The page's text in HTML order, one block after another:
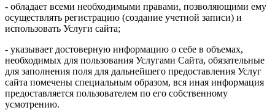
- обладает всеми необходимыми правами, позволяющими ему
осуществлять регистрацию (создание учетной записи) и
использовать Услуги сайта;
- указывает достоверную информацию о себе в объемах,
необходимых для пользования Услугами Сайта, обязательные
для заполнения поля для дальнейшего предоставления Услуг
сайта помечены специальным образом, вся иная информация
предоставляется пользователем по его собственному
усмотрению.